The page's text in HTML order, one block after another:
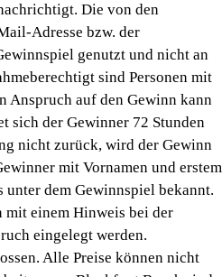
Die von den
Adresse bzw. der
genutzt und nicht an
sind Personen mit
Anspruch auf den Gewinn kann
sich der Gewinner 72 Stunden
nicht zurück, wird der Gewinn
mit Vornamen und erstem
unter dem Gewinnspiel bekannt.
mit einem Hinweis bei der
eingelegt werden.
Alle Preise können nicht